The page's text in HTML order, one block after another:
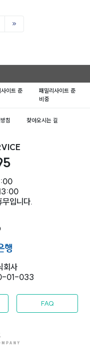
이트 준
패밀리사이트 준
비중
침 찾아오시는 길
입니다.
회사
01-033
FAQ